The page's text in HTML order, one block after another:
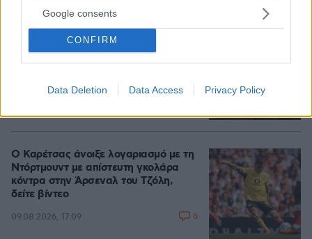
Google consents
CONFIRM
Data Deletion Data Access Privacy Policy
Σκιάθος: 15χρονος κατήγγειλε 17χρονο
για κατ' εξακολούθηση βιασμό και
εκβιασμό με βίντεο, τι περιέγραψε στις
09.08.2026, 16:54 27
Ο Καρέτσας άνοιξε λογαριασμό με τη
Ντόρτμουντ με απίστευτη γκολάρα
κόντρα στην Άρσεναλ του Τζόλη,
δείτε βίντεο
09.08.2026, 17:09 6